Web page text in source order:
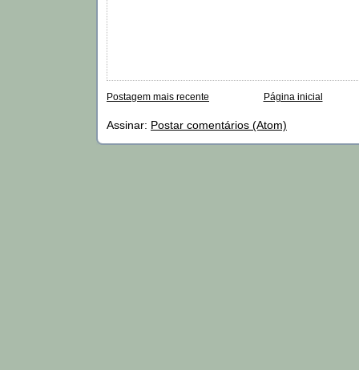
Postagem mais recente Página inicial
Assinar: Postar comentários (Atom)